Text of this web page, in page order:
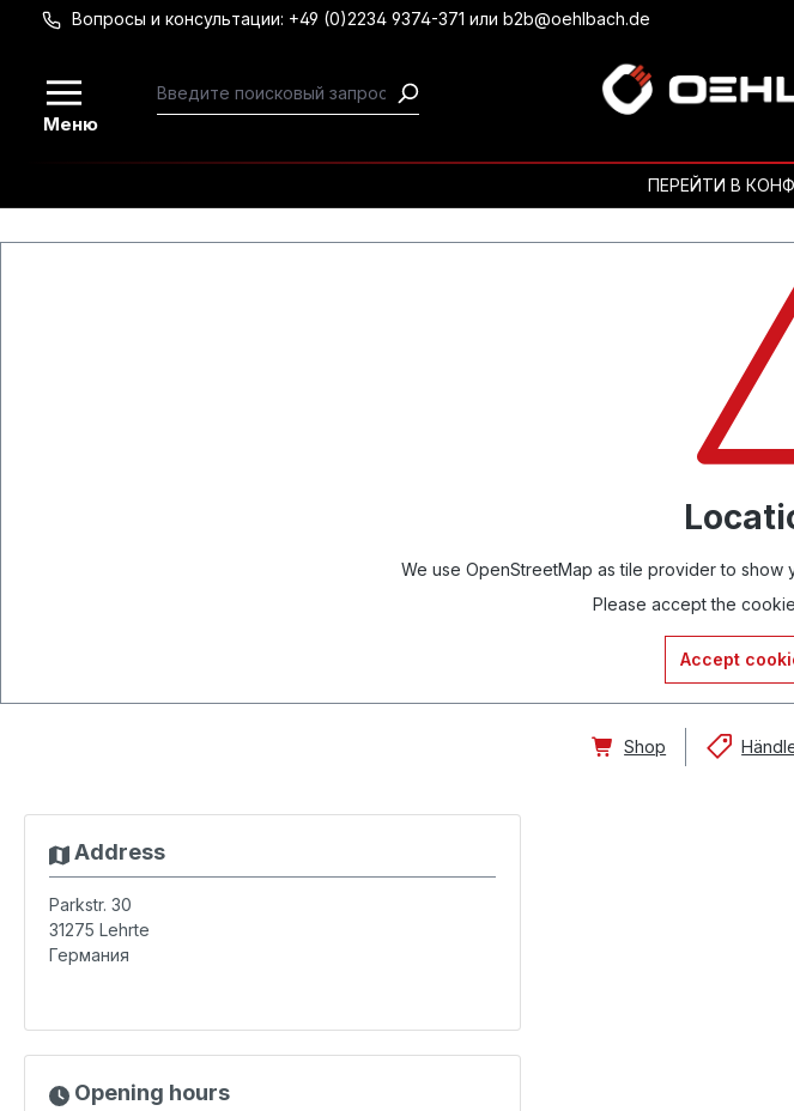
Перейти к основному содержанию
Вопросы и консультации: +49 (0)2234 9374-371 или b2b@oehlbach.de
Меню
ПЕРЕЙТИ В
We use OpenStreetMap as tile provider to show
Please accept the
Accept
Shop
Address
Parkstr. 30
31275 Lehrte
Германия
Opening hours